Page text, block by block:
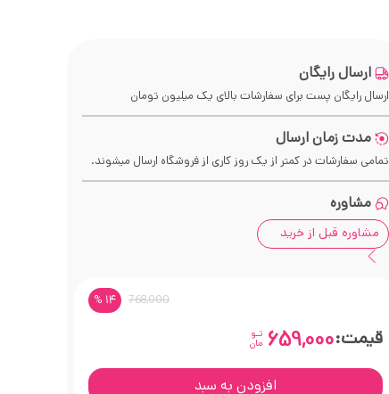
ارسال رایگان
ارسال رایگان پست برای سفارشات بالای یک میلیون تومان
مدت زمان ارسال
تمامی سفارشات در کمتر از یک روز کاری از فروشگاه ارسال میشوند.
مشاوره
مشاوره قبل از خرید
% 14 768,000
قیمت: تـو
مان 659,000
افزودن به سبد